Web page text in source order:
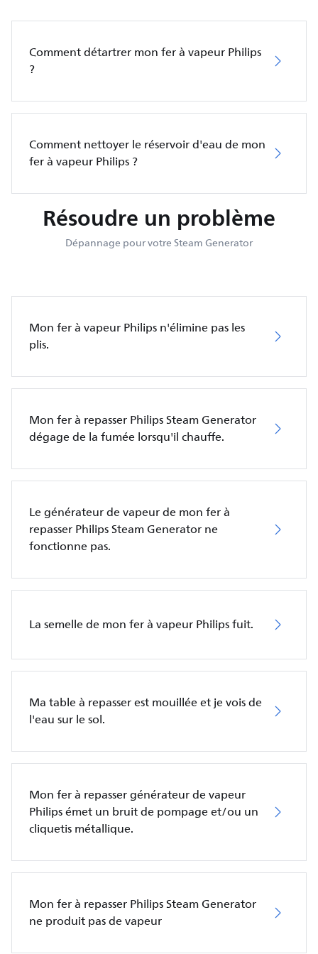
Comment détartrer mon fer à vapeur Philips
?
Comment nettoyer le réservoir d'eau de mon
fer à vapeur Philips ?
Résoudre un problème
Dépannage pour votre Steam Generator
Mon fer à vapeur Philips n'élimine pas les
plis.
Mon fer à repasser Philips Steam Generator
dégage de la fumée lorsqu'il chauffe.
Le générateur de vapeur de mon fer à
repasser Philips Steam Generator ne
fonctionne pas.
La semelle de mon fer à vapeur Philips fuit.
Ma table à repasser est mouillée et je vois de
l'eau sur le sol.
Mon fer à repasser générateur de vapeur
Philips émet un bruit de pompage et/ou un
cliquetis métallique.
Mon fer à repasser Philips Steam Generator
ne produit pas de vapeur